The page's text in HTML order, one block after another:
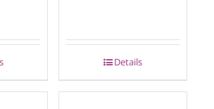
Details